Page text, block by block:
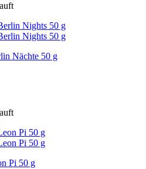
Nächte 50 g
Pi 50 g